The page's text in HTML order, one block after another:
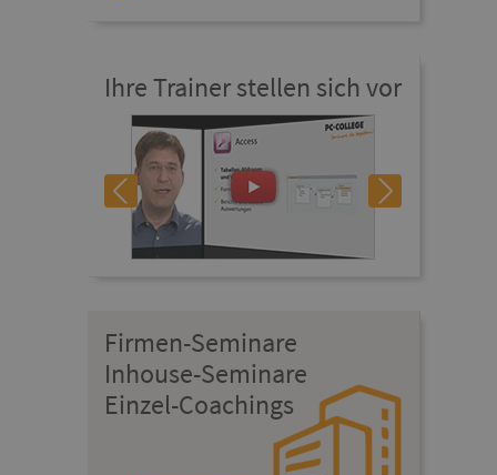
Ihre Trainer stellen sich vor
Firmen-Seminare
Inhouse-Seminare
Einzel-Coachings